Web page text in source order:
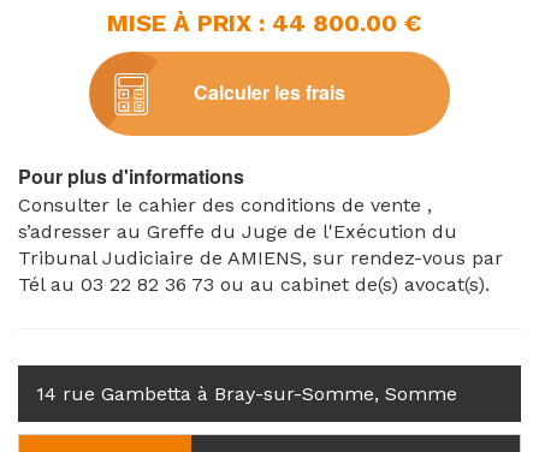
MISE À PRIX : 44 800.00 €
Calculer les frais
Pour plus d'informations
Consulter le cahier des conditions de vente ,
s’adresser au Greffe du Juge de l'Exécution du
Tribunal Judiciaire de AMIENS, sur rendez-vous par
Tél au 03 22 82 36 73 ou au cabinet de(s) avocat(s).
14 rue Gambetta à Bray-sur-Somme, Somme